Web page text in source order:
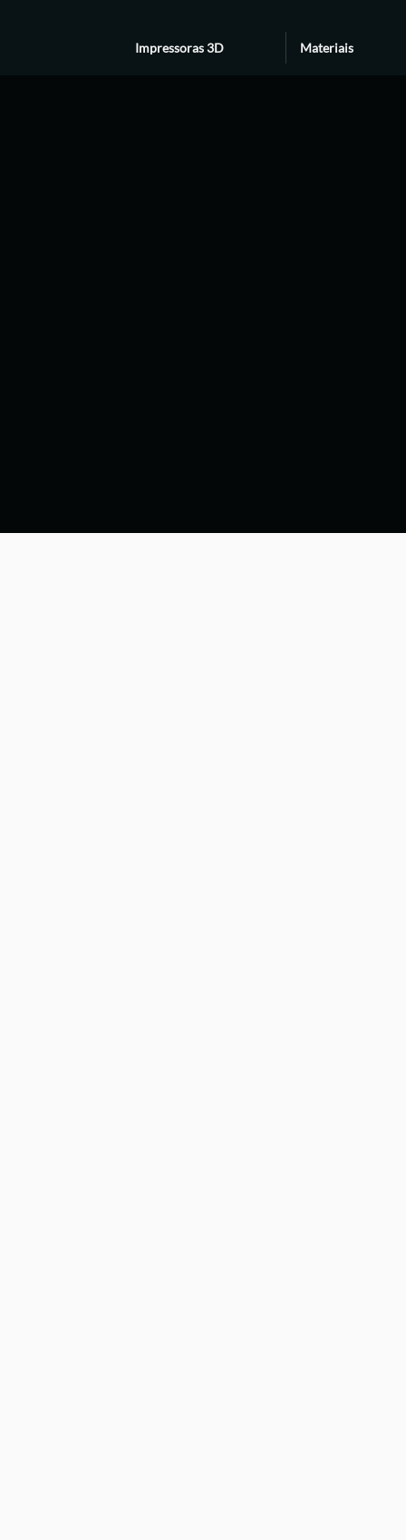
Impressoras 3D Materiais